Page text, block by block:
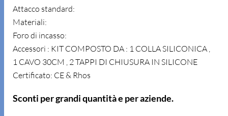
Attacco standard:
Materiali:
Foro di incasso:
Accessori : KIT COMPOSTO DA : 1 COLLA SILICONICA ,
1 CAVO 30CM , 2 TAPPI DI CHIUSURA IN SILICONE
Certificato: CE & Rhos
Sconti per grandi quantità e per aziende.